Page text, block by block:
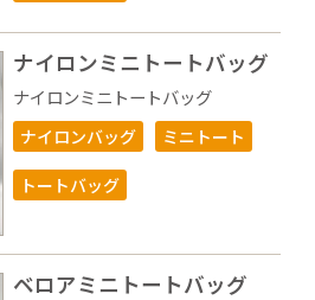
ナイロンミニトートバッグ
ナイロンミニトートバッグ
ナイロンバッグ ミニトート
トートバッグ
ベロアミニトートバッグ